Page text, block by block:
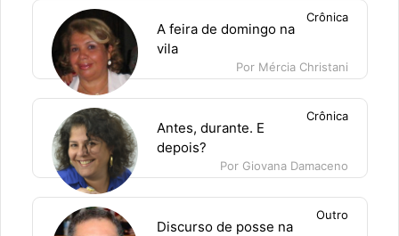
Crônica
A feira de domingo na
vila
Por Mércia Christani
Crônica
Antes, durante. E
depois?
Por Giovana Damaceno
Outro
Discurso de posse na